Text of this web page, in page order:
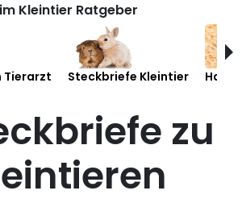
Kleintier Ratgeber
Tierarzt Steckbriefe Kleintier
zu